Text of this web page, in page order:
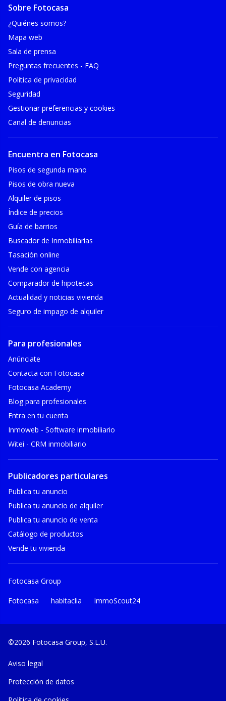
Sobre Fotocasa
¿Quiénes somos?
Mapa web
Sala de prensa
Preguntas frecuentes - FAQ
Política de privacidad
Seguridad
Gestionar preferencias y cookies
Canal de denuncias
Encuentra en Fotocasa
Pisos de segunda mano
Pisos de obra nueva
Alquiler de pisos
Índice de precios
Guía de barrios
Buscador de Inmobiliarias
Tasación online
Vende con agencia
Comparador de hipotecas
Actualidad y noticias vivienda
Seguro de impago de alquiler
Para profesionales
Anúnciate
Contacta con Fotocasa
Fotocasa Academy
Blog para profesionales
Entra en tu cuenta
Inmoweb - Software inmobiliario
Witei - CRM inmobiliario
Publicadores particulares
Publica tu anuncio
Publica tu anuncio de alquiler
Publica tu anuncio de venta
Catálogo de productos
Vende tu vivienda
Fotocasa Group
Fotocasa habitaclia ImmoScout24
©2026 Fotocasa Group, S.L.U.
Aviso legal
Protección de datos